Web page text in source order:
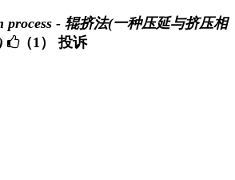
process - 辊挤法(一种压延与挤压相
（1） 投诉